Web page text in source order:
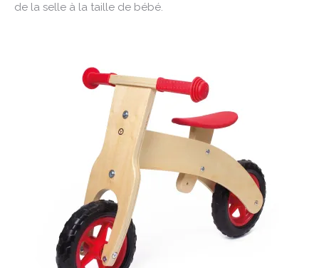
de la selle à la taille de bébé.